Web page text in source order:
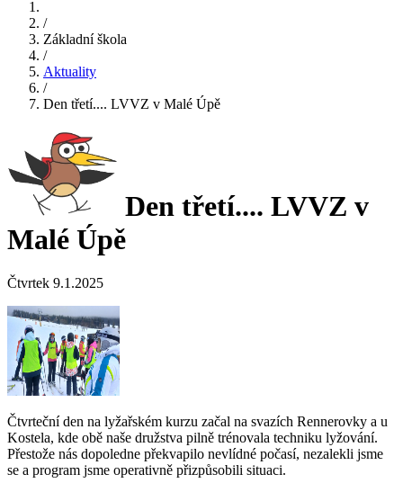
/
Základní škola
/
Aktuality
/
Den třetí.... LVVZ v Malé Úpě
Den třetí.... LVVZ v
Malé Úpě
Čtvrtek 9.1.2025
Čtvrteční den na lyžařském kurzu začal na svazích Rennerovky a u
Kostela, kde obě naše družstva pilně trénovala techniku lyžování.
Přestože nás dopoledne překvapilo nevlídné počasí, nezalekli jsme
se a program jsme operativně přizpůsobili situaci.